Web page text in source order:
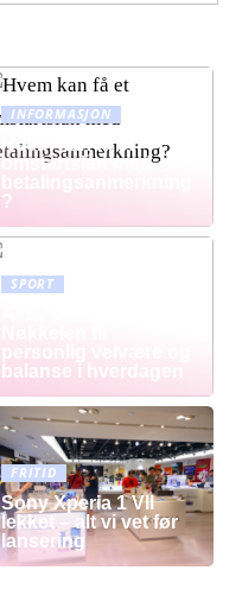
INFORMASJON
Hvem kan få et
omstartslån med
betalingsanmerkning
?
SPORT
personlig velvære og
balanse i hverdagen
FRITID
Sony Xperia 1 VII
lekket – alt vi vet før
lansering